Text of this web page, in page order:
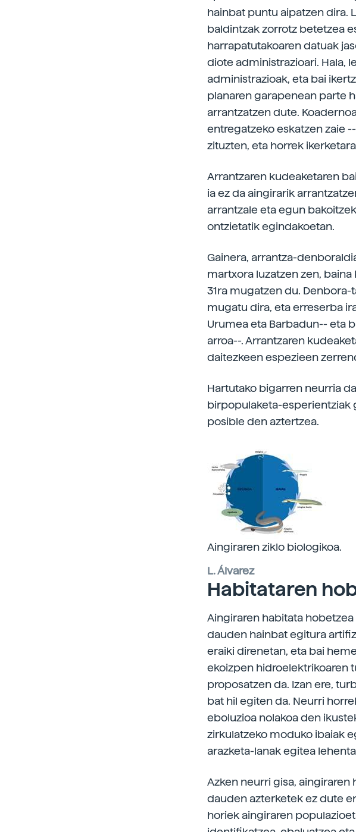
hainbat puntu aipatzen dira.
baldintzak zorrotz betetzea
harrapatutakoaren datuak
diote administrazioari. Hala,
administrazioak, eta bai
planaren garapenean parte
arrantzatzen dute.
entregatzeko eskatzen zaie
zituzten, eta horrek
Arrantzaren kudeaketaren
ia ez da aingirarik
arrantzale eta egun
ontzietatik egindakoetan.
Gainera, arrantza-
martxora luzatzen zen,
31ra mugatzen du.
mugatu dira, eta erreserba
Urumea eta Barbadun-- eta
arroa--. Arrantzaren
daitezkeen espezieen
Hartutako bigarren neurria
birpopulaketa-esperientziak
posible den aztertzea.
Aingiraren ziklo biologikoa.
L. Álvarez
Habitataren
Aingiraren habitata
dauden hainbat egitura
eraiki direnetan, eta bai
ekoizpen hidroelektrikoaren
proposatzen da. Izan ere,
bat hil egiten da. Neurri
eboluzioa nolakoa den
zirkulatzeko moduko ibaiak
arazketa-lanak egitea
Azken neurri gisa, aingiraren
dauden azterketek ez dute
horiek aingiraren